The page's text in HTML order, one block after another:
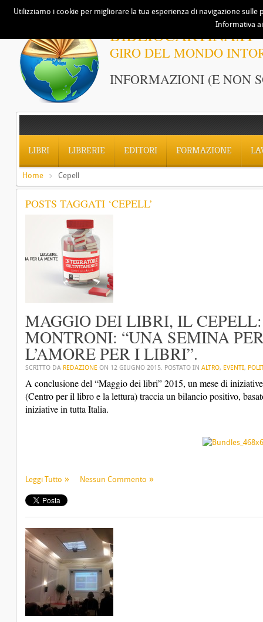
BIBLIOCARTINA.IT
GIRO DEL MONDO
INFORMAZIONI (E NON
LIBRI LIBRERIE EDITORI FORMAZIONE
Home Cepell
POSTS TAGGATI ‘CEPELL’
MAGGIO DEI LIBRI, IL CEPELL:
MONTRONI: “UNA SEMINA
L’AMORE PER I LIBRI”.
SCRITTO DA REDAZIONE ON 12 GIUGNO 2015. POSTATO IN ALTRO, EVENTI,
A conclusione del “Maggio dei libri” 2015, un mese di
(Centro per il libro e la lettura) traccia un bilancio positivo,
iniziative in tutta Italia.
Leggi Tutto Nessun Commento
Utilizziamo i cookie per migliorare la tua esperienza di navigazione
Informativa ai